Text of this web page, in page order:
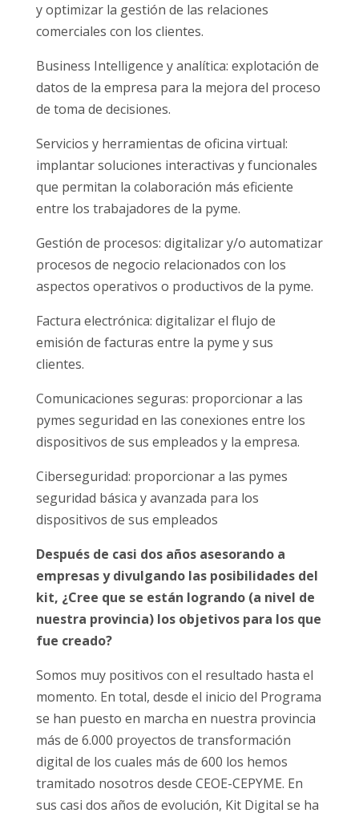
y optimizar la gestión de las relaciones
comerciales con los clientes.
Business Intelligence y analítica: explotación de
datos de la empresa para la mejora del proceso
de toma de decisiones.
Servicios y herramientas de oficina virtual:
implantar soluciones interactivas y funcionales
que permitan la colaboración más eficiente
entre los trabajadores de la pyme.
Gestión de procesos: digitalizar y/o automatizar
procesos de negocio relacionados con los
aspectos operativos o productivos de la pyme.
Factura electrónica: digitalizar el flujo de
emisión de facturas entre la pyme y sus
clientes.
Comunicaciones seguras: proporcionar a las
pymes seguridad en las conexiones entre los
dispositivos de sus empleados y la empresa.
Ciberseguridad: proporcionar a las pymes
seguridad básica y avanzada para los
dispositivos de sus empleados
Después de casi dos años asesorando a
empresas y divulgando las posibilidades del
kit, ¿Cree que se están logrando (a nivel de
nuestra provincia) los objetivos para los que
fue creado?
Somos muy positivos con el resultado hasta el
momento. En total, desde el inicio del Programa
se han puesto en marcha en nuestra provincia
más de 6.000 proyectos de transformación
digital de los cuales más de 600 los hemos
tramitado nosotros desde CEOE-CEPYME. En
sus casi dos años de evolución, Kit Digital se ha